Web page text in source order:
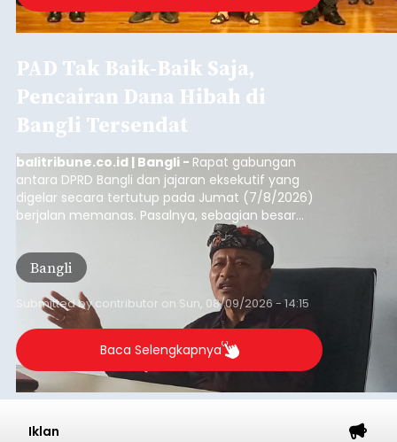
PAD Tak Baik-Baik Saja,
Pencairan Dana Hibah di
Bangli Tersendat
balitribune.co.id | Bangli - Rapat gabungan
antara DPRD Bangli dan jajaran eksekutif yang
digelar secara tertutup pada Jumat (7/8/2026)
berjalan memanas. Pasalnya, sebagian besar
dana hibah yang bersumber dari pokok-pokok
pikiran (pokok-pokok pikiran/pokir) dewan hasil
penjaringan aspirasi masyarakat saat reses tak
kunjung cair.
Bangli
Submitted bycontributor on Sun, 08/09/2026 - 14:15
Baca Selengkapnya
Iklan